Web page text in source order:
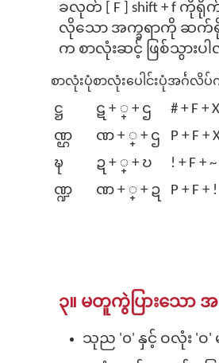
ခလုတ် [ F ] shift + f ကိုရို
လိုသော အက္ခရာကို ဆ
က စာလုံးဆင့် ဖြစ်သွားပ
စာလုံးပုံစာလုံးပေါင်းပုံအင်္ဂလိ
ဋ္ဌ
ဋ + ္‌ + ဌ
# + F‌ + X
ဏ္ဌ
ဏ + ္‌ + ဌ
P + F‌ +
ဍ္ဎ
ဍ + ္‌ + ဎ
! + F‌ + ~
ဏ္ဍ
ဏ + ္‌ + ဍ P + F‌ + !
၃။ မတူကွဲပြားသော အက္
သုည '၀' နှင့် ဝလုံး 'ဝ'